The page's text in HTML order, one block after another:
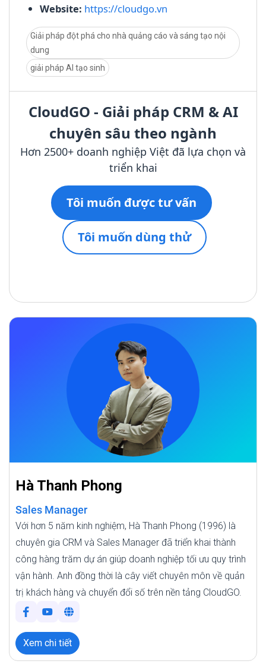
Website: https://cloudgo.vn
Giải pháp đột phá cho nhà quảng cáo và sáng tạo nội
dung
giải pháp AI tạo sinh
CloudGO - Giải pháp CRM & AI
chuyên sâu theo ngành
Hơn 2500+ doanh nghiệp Việt đã lựa chọn và
triển khai
Tôi muốn được tư vấn
Tôi muốn dùng thử
Hà Thanh Phong
Sales Manager
Với hơn 5 năm kinh nghiệm, Hà Thanh Phong (1996) là
chuyên gia CRM và Sales Manager đã triển khai thành
công hàng trăm dự án giúp doanh nghiệp tối ưu quy trình
vận hành. Anh đồng thời là cây viết chuyên môn về quản
trị khách hàng và chuyển đổi số trên nền tảng CloudGO.
Xem chi tiết